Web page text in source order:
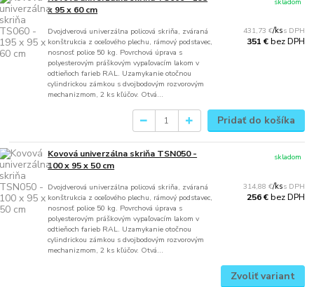
x 95 x 60 cm
Dvojdverová univerzálna policová skriňa, zváraná
konštrukcia z oceľového plechu, rámový podstavec,
nosnosť police 50 kg. Povrchová úprava s
polyesterovým práškovým vypaľovacím lakom v
odtieňoch farieb RAL. Uzamykanie otočnou
cylindrickou zámkou s dvojbodovým rozvorovým
mechanizmom, 2 ks kľúčov. Otvá...
431,73 €/ks
351 €bez DPH
Pridať do košíka
Kovová univerzálna skriňa TSN050 -
100 x 95 x 50 cm
Dvojdverová univerzálna policová skriňa, zváraná
konštrukcia z oceľového plechu, rámový podstavec,
nosnosť police 50 kg. Povrchová úprava s
polyesterovým práškovým vypaľovacím lakom v
odtieňoch farieb RAL. Uzamykanie otočnou
cylindrickou zámkou s dvojbodovým rozvorovým
mechanizmom, 2 ks kľúčov. Otvá...
314,88 €/ks
256 €bez DPH
skladom
Zvoliť variant